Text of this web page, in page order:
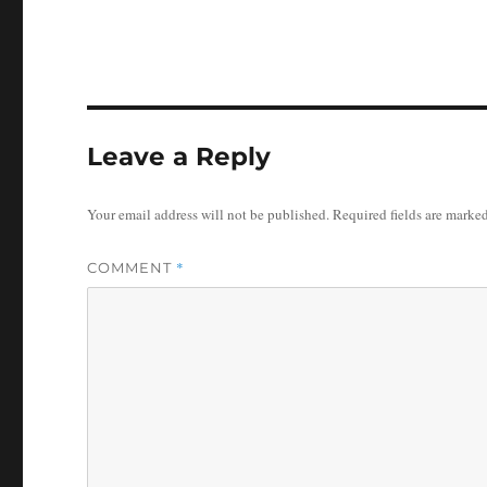
Leave a Reply
Your email address will not be published.Required fields are
COMMENT *